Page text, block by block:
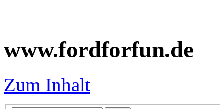
www.fordforfun.de
Zum Inhalt